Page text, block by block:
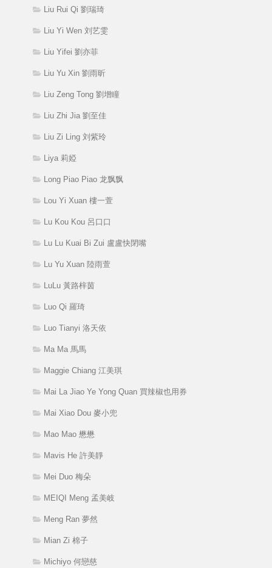
Liu Rui Qi 劉瑞琦
Liu Yi Wen 刘艺雯
Liu Yifei 劉亦菲
Liu Yu Xin 劉雨昕
Liu Zeng Tong 劉增瞳
Liu Zhi Jia 劉至佳
Liu Zi Ling 刘紫玲
Liya 莉婭
Long Piao Piao 龙飘飘
Lou Yi Xuan 樓一萱
Lu Kou Kou 呂口口
Lu Lu Kuai Bi Zui 盧盧快閉嘴
Lu Yu Xuan 陸雨萱
LuLu 黃路梓茵
Luo Qi 羅琦
Luo Tianyi 洛天依
Ma Ma 馬馬
Maggie Chiang 江美琪
Mai La Jiao Ye Yong Quan 買辣椒也用券
Mai Xiao Dou 麥小兜
Mao Mao 懋懋
Mavis He 許美靜
Mei Duo 梅朵
MEIQI Meng 孟美岐
Meng Ran 夢然
Mian Zi 棉子
Michiyo 何戀慈